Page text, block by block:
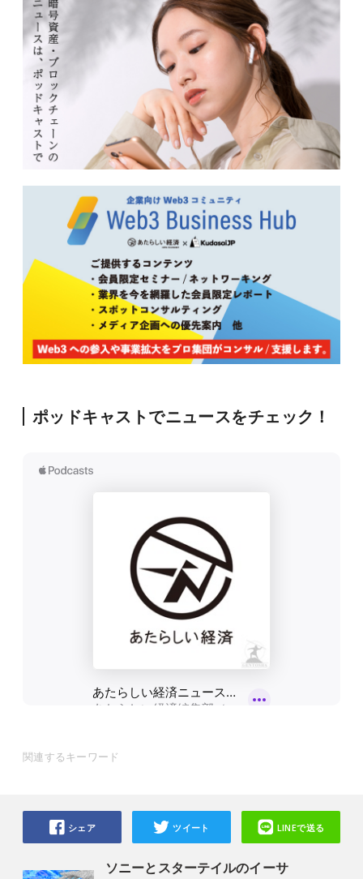
ポッドキャストでニュースをチェック！
関連するキーワード
ソニーとスターテイルのイーサ
シェア ツイート LINEで送る